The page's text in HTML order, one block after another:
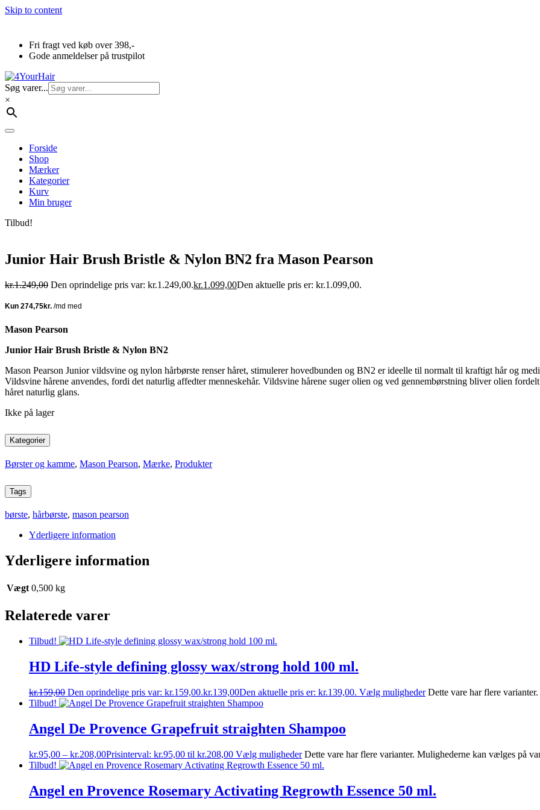
Skip to content
Fri fragt ved køb over 398,-
Gode anmeldelser på trustpilot
Søg varer...
×
Forside
Shop
Mærker
Kategorier
Kurv
Min bruger
Tilbud!
Junior Hair Brush Bristle & Nylon BN2 fra Mason Pearson
kr.1.249,00 Den oprindelige pris var: kr.1.249,00.kr.1.099,00Den aktuelle pris er: kr.1.099,00.
Mason Pearson
Junior Hair Brush Bristle & Nylon BN2
Mason Pearson Junior vildsvine og nylon hårbørste renser håret, stimulerer hovedbunden og BN2 er ideelle til normalt til kraftigt hår og
Vildsvine hårene anvendes, fordi det naturlig affedtermenneskehår. Vildsvine hårene suger olien og ved gennembørstning bliver olien
håret naturlig glans.
Ikke på lager
Kategorier
Børster og kamme, Mason Pearson, Mærke, Produkter
Tags
børste, hårbørste, mason pearson
Yderligere information
Yderligere information
Vægt 0,500 kg
Relaterede varer
Tilbud!
HD Life-style defining glossy wax/strong hold 100 ml.
kr.159,00 Den oprindelige pris var: kr.159,00.kr.139,00Den aktuelle pris er: kr.139,00. Vælg muligheder Dette vare har flere
Tilbud!
Angel De Provence Grapefruit straighten Shampoo
kr.95,00 – kr.208,00Prisinterval: kr.95,00 til kr.208,00 Vælg muligheder Dette vare har flere varianter. Mulighederne kan vælges på
Tilbud!
Angel en Provence Rosemary Activating Regrowth Essence 50 ml.